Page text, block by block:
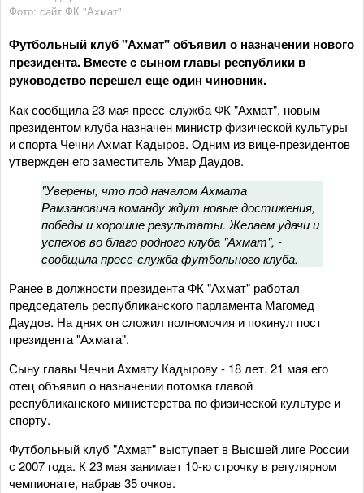
Фото: сайт ФК "Ахмат"
Футбольный клуб "Ахмат" объявил о назначении нового
президента. Вместе с сыном главы республики в
руководство перешел еще один чиновник.
Как сообщила 23 мая пресс-служба ФК "Ахмат", новым
президентом клуба назначен министр физической культуры
и спорта Чечни Ахмат Кадыров. Одним из вице-президентов
утвержден его заместитель Умар Даудов.
"Уверены, что под началом Ахмата
Рамзановича команду ждут новые достижения,
победы и хорошие результаты. Желаем удачи и
успехов во благо родного клуба "Ахмат", -
сообщила пресс-служба футбольного клуба.
Ранее в должности президента ФК "Ахмат" работал
председатель республиканского парламента Магомед
Даудов. На днях он сложил полномочия и покинул пост
президента "Ахмата".
Сыну главы Чечни Ахмату Кадырову - 18 лет. 21 мая его
отец объявил о назначении потомка главой
республиканского министерства по физической культуре и
спорту.
Футбольный клуб "Ахмат" выступает в Высшей лиге России
с 2007 года. К 23 мая занимает 10-ю строчку в регулярном
чемпионате, набрав 35 очков.